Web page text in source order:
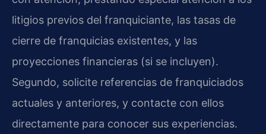
litigios previos del franquiciante, las tasas de
cierre de franquicias existentes, y las
proyecciones financieras (si se incluyen).
Segundo, solicite referencias de franquiciados
actuales y anteriores, y contacte con ellos
directamente para conocer sus experiencias.